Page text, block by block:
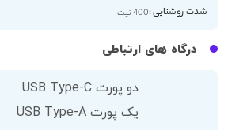
شدت روشنایی :400 نیت
درگاه های ارتباطی
دو پورت USB Type-C
یک پورت USB Type-A